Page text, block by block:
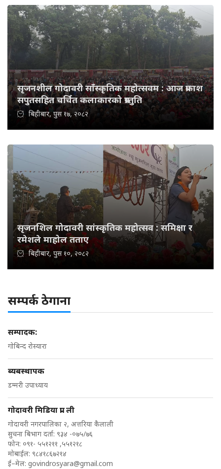
सृजनशील गोदावरी साँस्कृतिक महोत्सवम : आज प्रकाश
सपुतसहित चर्चित कलाकारको प्रस्तुति
बिहीबार, पुस १७, २०८२
सृजनशिल गोदावरी सांस्कृतिक महोत्सव : समिक्षा र
रमेशले माहोल तताए
बिहीबार, पुस १०, २०८२
सम्पर्क ठेगाना
सम्पादक:
गोबिन्द रोस्यारा
ब्यबस्थापक
डम्मरी उपाध्याय
गोदावरी मिडिया प्रा. ली
गोदावरी नगरपालिका २, अत्तरिया कैलाली
सुचना बिभाग दर्ता: ९३४ -०७५/७६
फोन: ०९१- ५५१२११ ,५५१२१८
मोबाईल: ९८४१८६७२१४
ई–मेल: govindrosyara@gmail.com